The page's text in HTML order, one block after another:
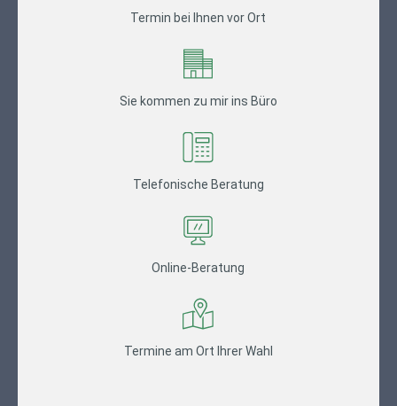
Termin bei Ihnen vor Ort
Sie kommen zu mir ins Büro
Telefonische Beratung
Online-Beratung
Termine am Ort Ihrer Wahl